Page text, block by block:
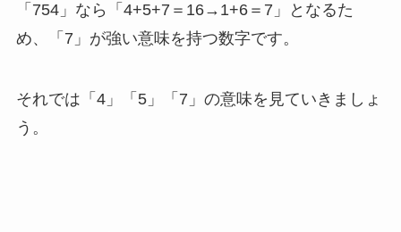
「754」なら「4+5+7＝16→1+6＝7」となるた
め、「7」が強い意味を持つ数字です。
それでは「4」「5」「7」の意味を見ていきましょ
う。